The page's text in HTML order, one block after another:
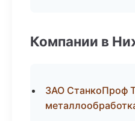
Компании в
ЗАО СтанкоПроф